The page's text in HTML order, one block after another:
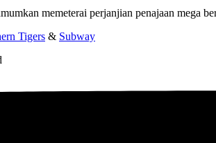
memeterai perjanjian penajaan mega
Tigers & Subway